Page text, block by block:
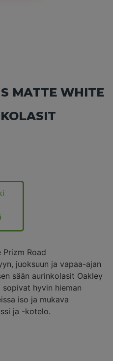
MATTE WHITE
Road
juoksuun ja vapaa-ajan
sään aurinkolasit Oakley
hyvin hieman
iso ja mukava
ja -kotelo.